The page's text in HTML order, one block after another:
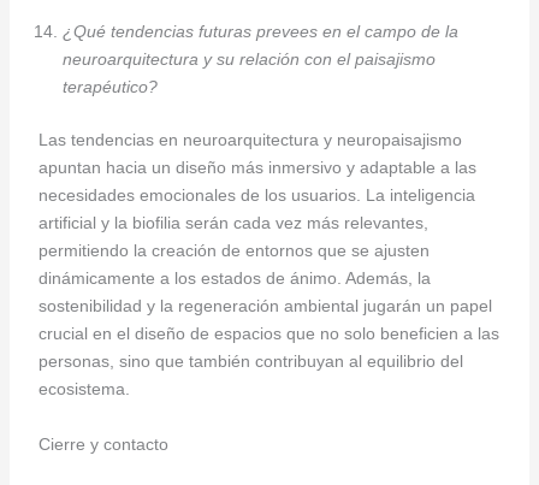
¿Qué tendencias futuras prevees en el campo de la
neuroarquitectura y su relación con el paisajismo
terapéutico?
Las tendencias en neuroarquitectura y neuropaisajismo
apuntan hacia un diseño más inmersivo y adaptable a las
necesidades emocionales de los usuarios. La inteligencia
artificial y la biofilia serán cada vez más relevantes,
permitiendo la creación de entornos que se ajusten
dinámicamente a los estados de ánimo. Además, la
sostenibilidad y la regeneración ambiental jugarán un papel
crucial en el diseño de espacios que no solo beneficien a las
personas, sino que también contribuyan al equilibrio del
ecosistema.
Cierre y contacto